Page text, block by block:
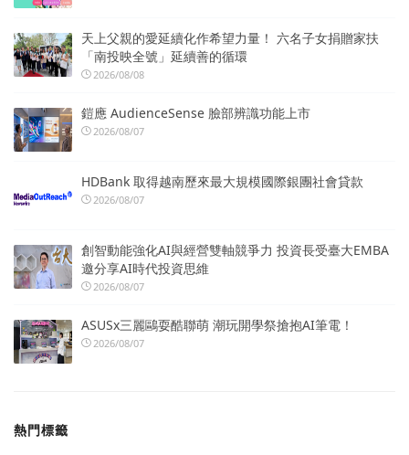
天上父親的愛延續化作希望力量！ 六名子女捐贈家扶
「南投映全號」延續善的循環
2026/08/08
鎧應 AudienceSense 臉部辨識功能上市
2026/08/07
HDBank 取得越南歷來最大規模國際銀團社會貸款
2026/08/07
創智動能強化AI與經營雙軸競爭力 投資長受臺大EMBA
邀分享AI時代投資思維
2026/08/07
ASUSx三麗鷗耍酷聯萌 潮玩開學祭搶抱AI筆電！
2026/08/07
熱門標籤